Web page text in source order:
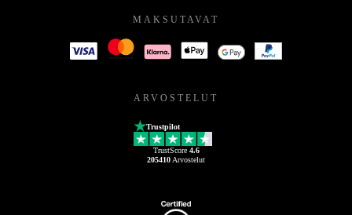
MAKSUTAVAT
ARVOSTELUT
Trustpilot
TrustScore 4.6
205410Arvostelut